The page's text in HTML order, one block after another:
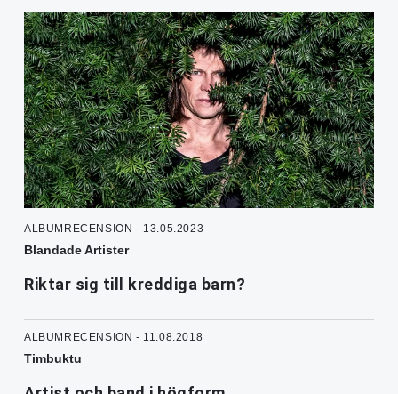
ALBUMRECENSION - 13.05.2023
Blandade Artister
Riktar sig till kreddiga barn?
ALBUMRECENSION - 11.08.2018
Timbuktu